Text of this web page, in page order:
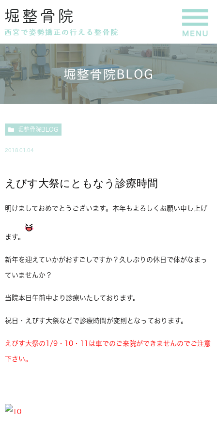
堀整骨院BLOG
堀整骨院BLOG
2018.01.04
えびす大祭にともなう診療時間
明けましておめでとうございます。本年もよろしくお願い申し上げ
ます。
新年を迎えていかがおすごしですか？久しぶりの休日で体がなまっ
ていませんか？
当院本日午前中より診療いたしております。
祝日・えびす大祭などで診療時間が変則となっております。
えびす大祭の1/9・10・11は車でのご来院ができませんのでご注意
下さい。